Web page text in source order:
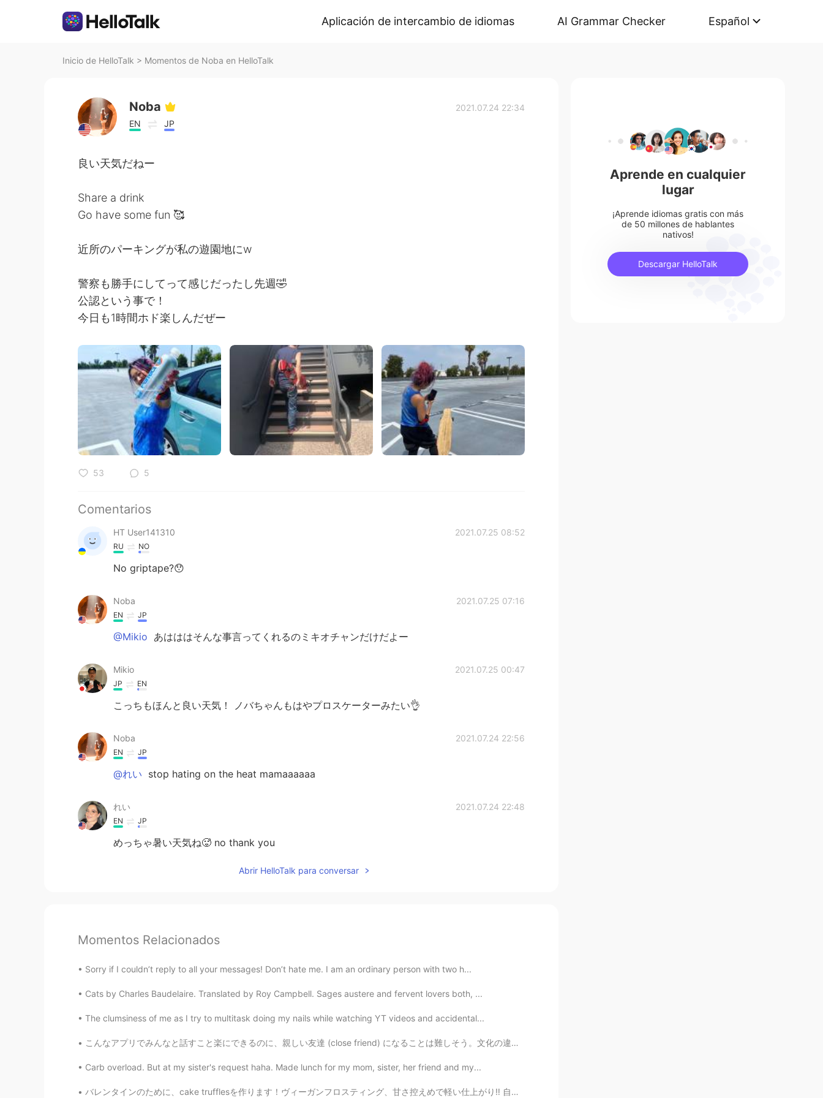
Aplicación de intercambio de idiomas AI Grammar Checker Español
Inicio de HelloTalk > Momentos de Noba en HelloTalk
Noba
EN JP
2021.07.24 22:34
良い天気だねー
Share a drink
Go have some fun 🥰
近所のパーキングが私の遊園地にw
警察も勝手にしてって感じだったし先週🤣
公認という事で！
今日も1時間ホド楽しんだぜー
53 5
Comentarios
HT User141310 2021.07.25 08:52
RU NO
No griptape?😯
Noba 2021.07.25 07:16
EN JP
@Mikio あはははそんな事言ってくれるのミキオチャンだけだよー
Mikio 2021.07.25 00:47
JP EN
こっちもほんと良い天気！ ノバちゃんもはやプロスケーターみたい👌
Noba 2021.07.24 22:56
EN JP
@れい stop hating on the heat mamaaaaaa
れい 2021.07.24 22:48
EN JP
めっちゃ暑い天気ね🥵 no thank you
Abrir HelloTalk para conversar
Momentos Relacionados
Sorry if I couldn’t reply to all your messages! Don’t hate me. I am an ordinary person with two h...
Cats by Charles Baudelaire. Translated by Roy Campbell. Sages austere and fervent lovers both, ...
The clumsiness of me as I try to multitask doing my nails while watching YT videos and accidental...
こんなアプリでみんなと話すこと楽にできるのに、親しい友達 (close friend) になることは難しそう。文化の違いがあって、言語の違いがあって、いろんなそういうことがあるし。でも特にそうい...
Carb overload. But at my sister's request haha. Made lunch for my mom, sister, her friend and my...
バレンタインのために、cake trufflesを作ります！ヴィーガンフロスティング、甘さ控えめで軽い仕上がり‼︎ 自分のレシピに大満足している。 組み立て前にすべてを冷蔵します‼︎🧁 I’m...
Aprende en cualquier
lugar
¡Aprende idiomas gratis con más
de 50 millones de hablantes
nativos!
Descargar HelloTalk